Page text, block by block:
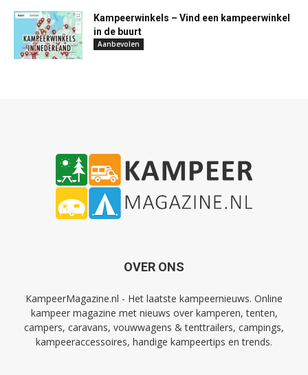
Kampeerwinkels – Vind een kampeerwinkel
in de buurt
Aanbevolen
OVER ONS
KampeerMagazine.nl - Het laatste kampeernieuws. Online
kampeer magazine met nieuws over kamperen, tenten,
campers, caravans, vouwwagens & tenttrailers, campings,
kampeeraccessoires, handige kampeertips en trends.